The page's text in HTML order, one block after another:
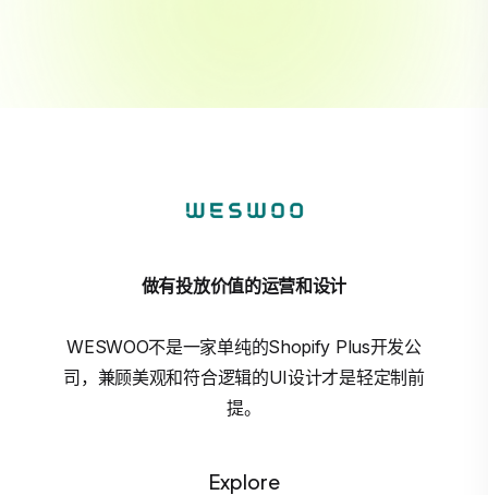
做有投放价值的运营和设计
WESWOO不是一家单纯的Shopify Plus开发公
司，兼顾美观和符合逻辑的UI设计才是轻定制前
提。
Explore